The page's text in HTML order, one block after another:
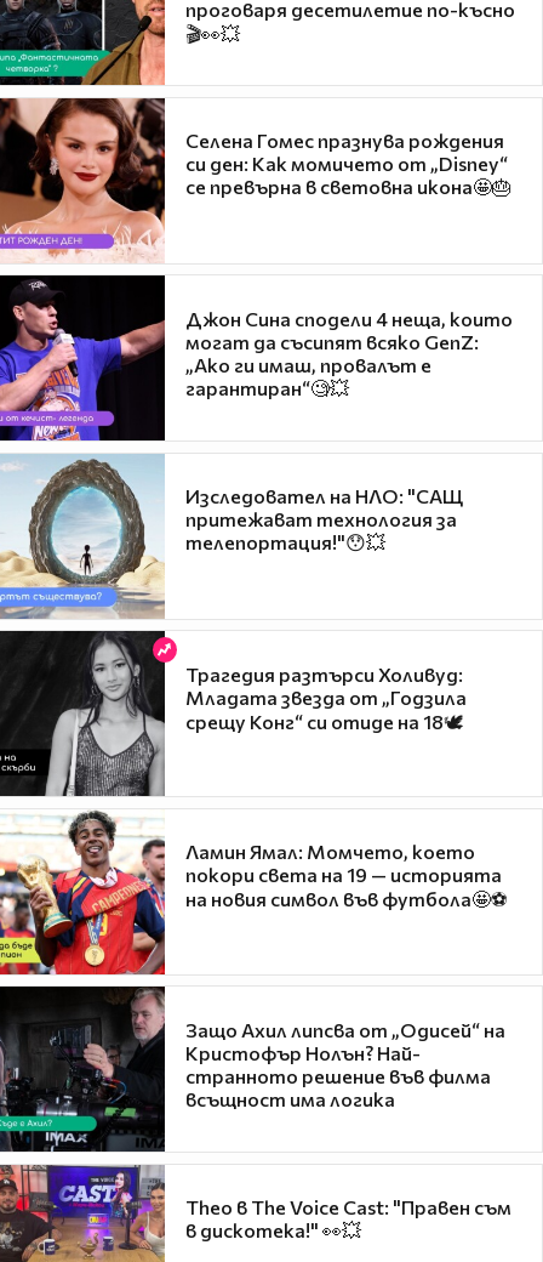
проговаря десетилетие по-късно
🎬👀💥
Селена Гомес празнува рождения
си ден: Как момичето от „Disney“
се превърна в световна икона🤩🎂
Джон Сина сподели 4 неща, които
могат да съсипят всяко GenZ:
„Ако ги имаш, провалът е
гарантиран“🧐💥
Изследовател на НЛО: "САЩ
притежават технология за
телепортация!"😯💥
Трагедия разтърси Холивуд:
Младата звезда от „Годзила
срещу Конг“ си отиде на 18🕊️
Ламин Ямал: Момчето, което
покори света на 19 — историята
на новия символ във футбола🤩⚽
Защо Ахил липсва от „Одисей“ на
Кристофър Нолън? Най-
странното решение във филма
всъщност има логика
Theo в The Voice Cast: "Правен съм
в дискотека!" 👀💥